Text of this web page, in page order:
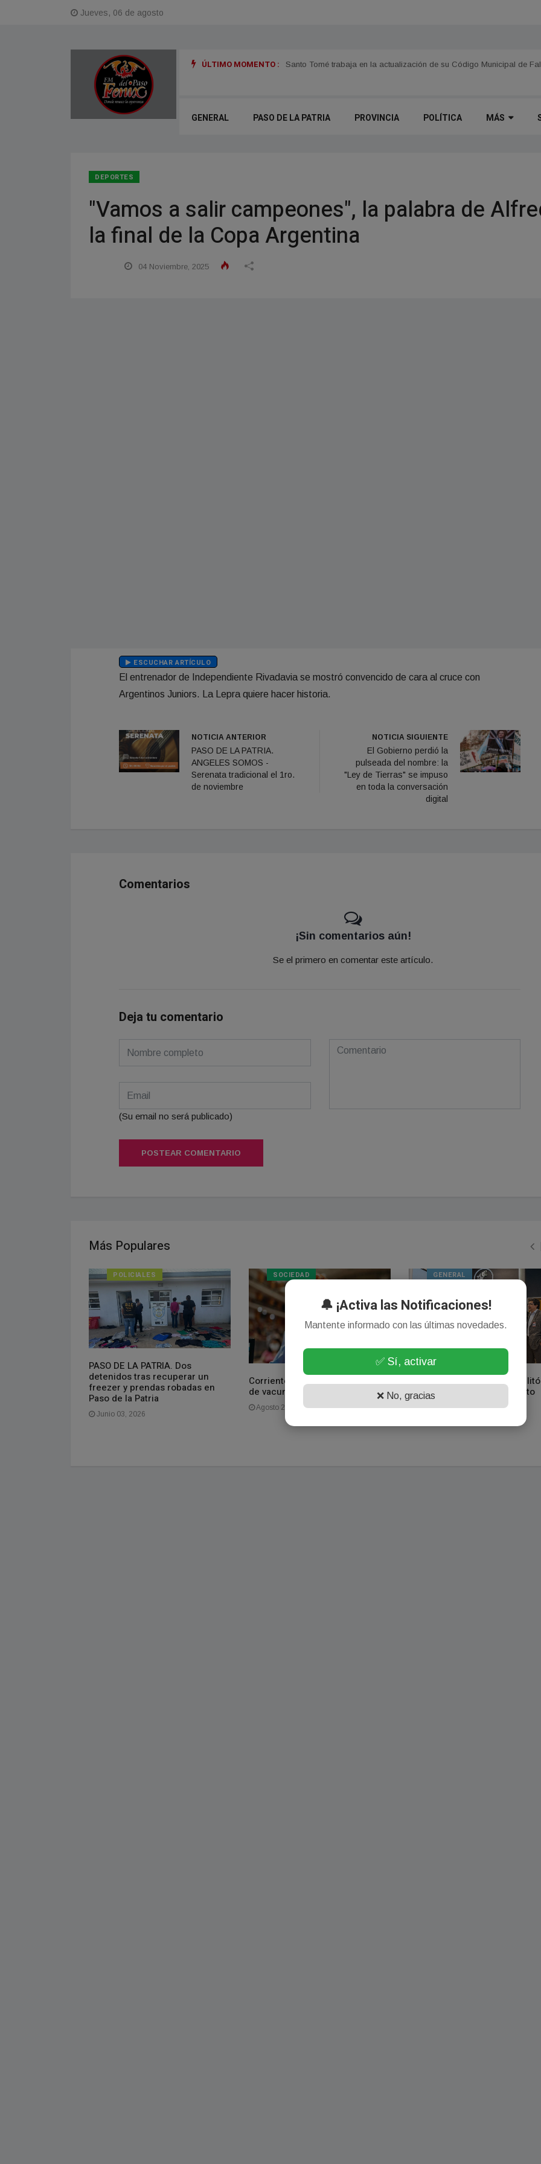
Jueves, 06 de agosto
ÚLTIMO MOMENTO :
Km 20 e inmediaciones al Faro Santo Tomé trabaja en la actualización de su Código Municipal de
GENERAL PASO DE LA PATRIA PROVINCIA POLÍTICA MÁS
DEPORTES
"Vamos a salir campeones", la palabra de
la final de la Copa Argentina
04 Noviembre, 2025
ESCUCHAR ARTÍCULO
El entrenador de Independiente Rivadavia se mostró convencido de cara al cruce con
Argentinos Juniors. La Lepra quiere hacer historia.
NOTICIA ANTERIOR
PASO DE LA PATRIA.
ANGELES SOMOS -
Serenata tradicional el 1ro.
de noviembre
NOTICIA SIGUIENTE
El Gobierno perdió la
pulseada del nombre: la
"Ley de Tierras" se impuso
en toda la conversación
digital
Comentarios
¡Sin comentarios aún!
Se el primero en comentar este artículo.
Deja tu comentario
(Su email no será publicado)
POSTEAR COMENTARIO
Más Populares
POLICIALES
PASO DE LA PATRIA. Dos
detenidos tras recuperar un
freezer y prendas robadas en
Paso de la Patria
Junio 03, 2026
SOCIEDAD
Corrientes recibirá 17.300 dosis
de vacunas Astrazeneca
Agosto 20, 2021
GENERAL
El Banco de Corrientes habilitó
una sala VIP en el Aeropuerto
Piragine Niveyro
🔔 ¡Activa las Notificaciones!
Mantente informado con las últimas novedades.
✅ Sí, activar
❌ No, gracias